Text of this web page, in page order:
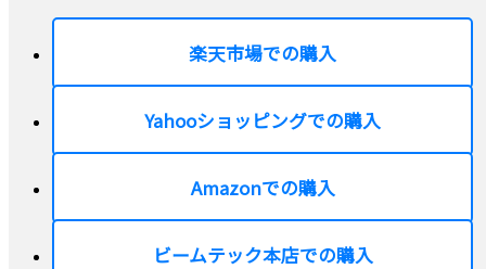
楽天市場での購入
Yahooショッピングでの購入
Amazonでの購入
ビームテック本店での購入